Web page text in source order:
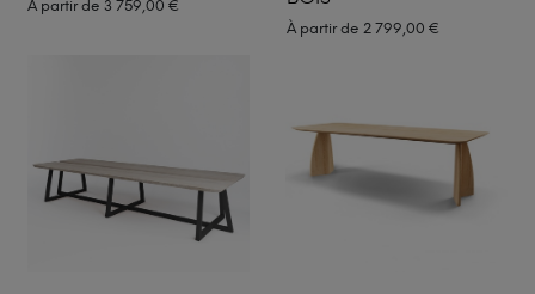
À partir de 3 759,00 €
À partir de 2 799,00 €